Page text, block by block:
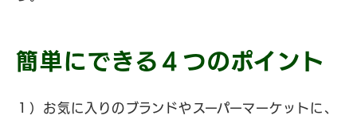
簡単にできる４つのポイント
１）お気に入りのブランドやスーパーマーケットに、